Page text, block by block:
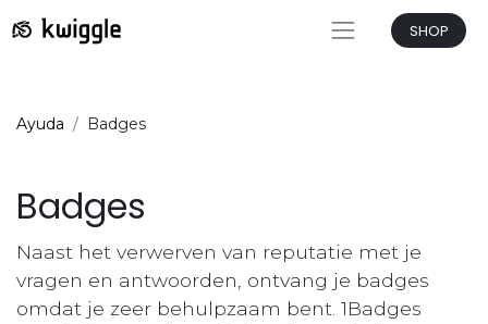
SHOP
Ayuda Badges
Badges
Naast het verwerven van reputatie met je
vragen en antwoorden, ontvang je badges
omdat je zeer behulpzaam bent. 1Badges